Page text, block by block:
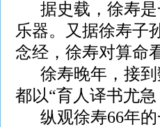
据史载，徐寿是
乐器。又据徐寿子
念经，徐寿对算命
徐寿晚年，接到
都以“育人译书尤
纵观徐寿66年的